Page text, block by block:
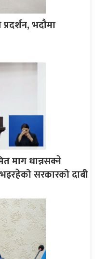
भदौमा
माग धान्नसक्ने
सरकारको दाबी